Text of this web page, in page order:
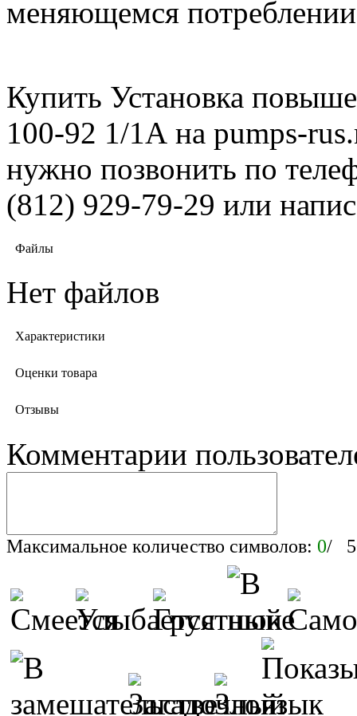
меняющемся
Купить Установка
100-92 1/1А на pumps-
нужно позвонить по
(812) 929-79-29 или
Файлы
Нет файлов
Характеристики
Оценки товара
Отзывы
Комментарии
Максимальное количество символов: 0/